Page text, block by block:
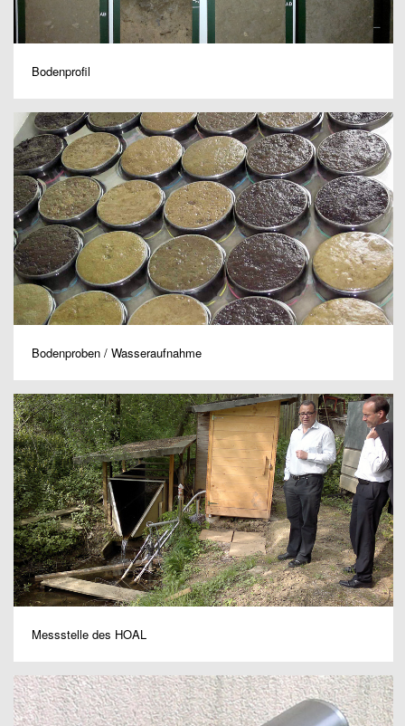
Bodenprofil
Bodenproben / Wasseraufnahme
Messstelle des HOAL